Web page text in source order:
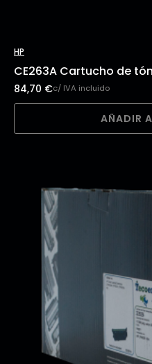
HP
CE263A Cartucho de
84,70 €c/ IVA incluido
AÑADIR